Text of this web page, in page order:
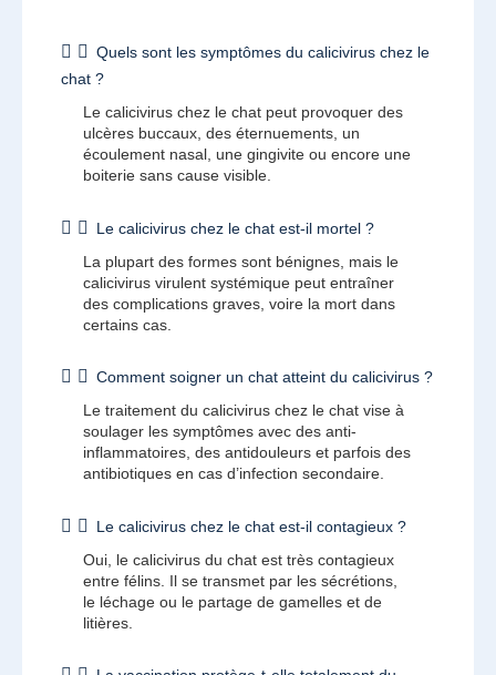
Quels sont les symptômes du calicivirus chez le
chat ?
Le calicivirus chez le chat peut provoquer des
ulcères buccaux, des éternuements, un
écoulement nasal, une gingivite ou encore une
boiterie sans cause visible.
Le calicivirus chez le chat est-il mortel ?
La plupart des formes sont bénignes, mais le
calicivirus virulent systémique peut entraîner
des complications graves, voire la mort dans
certains cas.
Comment soigner un chat atteint du calicivirus ?
Le traitement du calicivirus chez le chat vise à
soulager les symptômes avec des anti-
inflammatoires, des antidouleurs et parfois des
antibiotiques en cas d’infection secondaire.
Le calicivirus chez le chat est-il contagieux ?
Oui, le calicivirus du chat est très contagieux
entre félins. Il se transmet par les sécrétions,
le léchage ou le partage de gamelles et de
litières.